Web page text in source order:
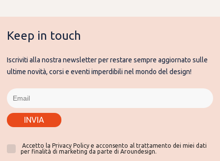
Keep in touch
Iscriviti alla nostra newsletter per restare sempre aggiornato sulle
ultime novità, corsi e eventi imperdibili nel mondo del design!
INVIA
Accetto la Privacy Policy e acconsento al trattamento dei miei dati
per finalità di marketing da parte di Aroundesign.